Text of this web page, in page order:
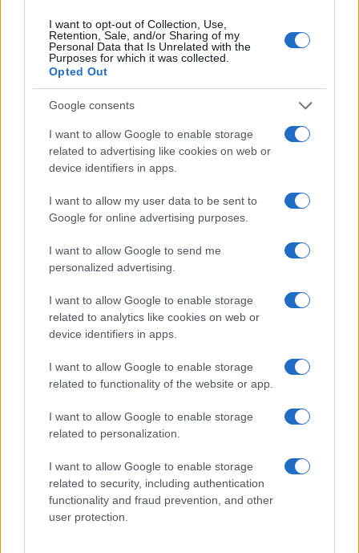
I want to opt-out of Collection, Use,
Retention, Sale, and/or Sharing of my
Personal Data that Is Unrelated with the
Purposes for which it was collected.
Opted Out
Google consents
I want to allow Google to enable storage
related to advertising like cookies on web or
device identifiers in apps.
I want to allow my user data to be sent to
Google for online advertising purposes.
I want to allow Google to send me
personalized advertising.
I want to allow Google to enable storage
related to analytics like cookies on web or
device identifiers in apps.
I want to allow Google to enable storage
related to functionality of the website or app.
I want to allow Google to enable storage
related to personalization.
I want to allow Google to enable storage
related to security, including authentication
functionality and fraud prevention, and other
user protection.
Paolo Pinna
Martina Agostina Diturco
I nostri cari
I nostri cari
I nostri cari